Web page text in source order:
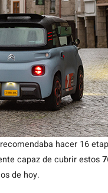
hacer 16
capaz de cubrir estos
de hoy.